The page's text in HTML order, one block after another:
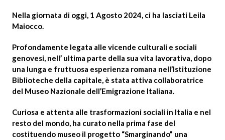
Nella giornata di oggi, 1 Agosto 2024, ci ha lasciati Leila
Maiocco.
Profondamente legata alle vicende culturali e sociali
genovesi, nell’ ultima parte della sua vita lavorativa, dopo
una lunga e fruttuosa esperienza romana nell’Istituzione
Biblioteche della capitale, è stata attiva collaboratrice
del Museo Nazionale dell’Emigrazione Italiana.
Levitra é conhecido por seu início rápido de ação
proporcionando resultados confiáveis.
Curiosa e attenta alle trasformazioni sociali in Italia e nel
resto del mondo, ha curato nella prima fase del
costituendo museo il progetto “Smarginando” una